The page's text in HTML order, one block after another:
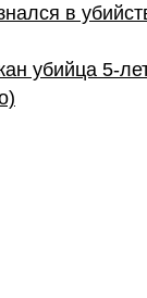
в
убийца 5-